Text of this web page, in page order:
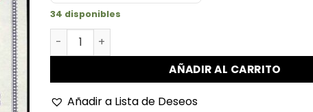
34 disponibles
Uzbekistán - P79a - 100 Sum cantidad
AÑADIR AL CARRITO
Añadir a Lista de Deseos